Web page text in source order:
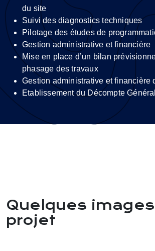
du site
Suivi des diagnostics techniques
Pilotage des études de
Gestion administrative et financière
Mise en place d’un bilan
phasage des travaux
Gestion administrative et financière
Etablissement du Décompte
Quelques
projet